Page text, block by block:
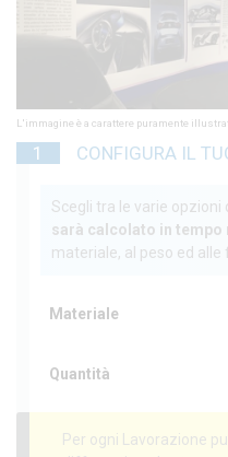
L'immagine è a carattere puramente
1 CONFIGURA IL
Scegli tra le varie opzioni
sarà calcolato in tempo
materiale, al peso ed alle
Materiale
Quantità
Per ogni Lavorazione